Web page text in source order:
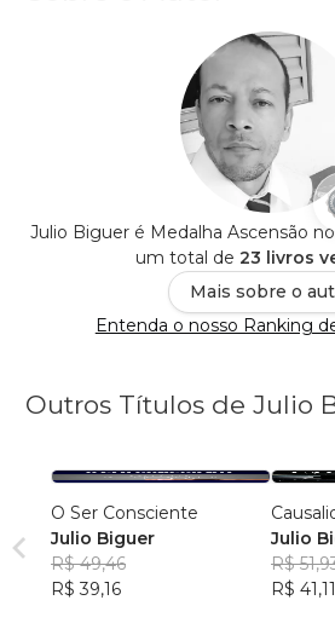
Julio Biguer é Medalha Ascensão
um total de 23 livros
Mais sobre o
Entenda o nosso Ranking
Outros Títulos de Julio
O Ser Consciente
Julio Biguer
R$ 49,46
R$ 39,16
Julio
R$
R$ 41,11